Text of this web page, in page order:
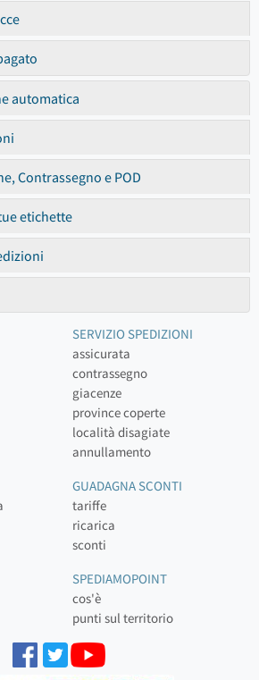
automatica
Contrassegno e POD
etichette
SERVIZIO SPEDIZIONI
assicurata
contrassegno
giacenze
province coperte
località disagiate
annullamento
GUADAGNA SCONTI
tariffe
ricarica
sconti
SPEDIAMOPOINT
cos'è
punti sul territorio